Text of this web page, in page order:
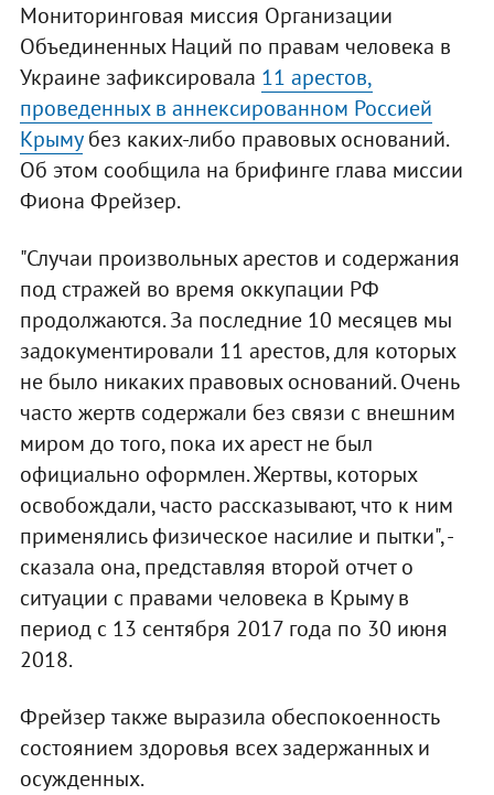
Мониторинговая миссия Организации
Объединенных Наций по правам человека в
Украине зафиксировала 11 арестов,
проведенных в аннексированном Россией
Крымубез каких-либо правовых оснований.
Об этом сообщила на брифинге глава миссии
Фиона Фрейзер.
"Случаи произвольных арестов и содержания
под стражей во время оккупации РФ
продолжаются. За последние 10 месяцев мы
задокументировали 11 арестов, для которых
не было никаких правовых оснований. Очень
часто жертв содержали без связи с внешним
миром до того, пока их арест не был
официально оформлен. Жертвы, которых
освобождали, часто рассказывают, что к ним
применялись физическое насилие и пытки", -
сказала она, представляя второй отчет о
ситуации с правами человека в Крыму в
период с 13 сентября 2017 года по 30 июня
2018.
Фрейзер также выразила обеспокоенность
состоянием здоровья всех задержанных и
осужденных.